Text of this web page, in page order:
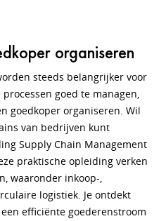
organiseren
steeds belangrijker voor
goed te managen,
goedkoper organiseren. Wil
van bedrijven kunt
Supply Chain Management
praktische opleiding verken
waaronder inkoop-,
logistiek. Je ontdekt
efficiënte goederenstroom